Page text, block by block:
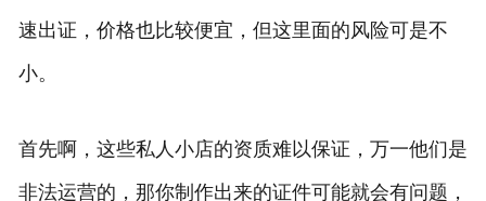
速出证，价格也比较便宜，但这里面的风险可是不
小。
首先啊，这些私人小店的资质难以保证，万一他们是
非法运营的，那你制作出来的证件可能就会有问题，